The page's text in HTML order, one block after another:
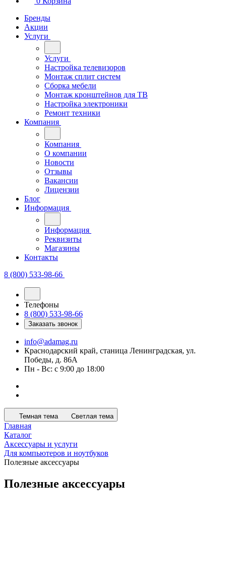
Бренды
Акции
Услуги
Услуги
Настройка телевизоров
Монтаж сплит систем
Сборка мебели
Монтаж кронштейнов для ТВ
Настройка электроники
Ремонт техники
Компания
Компания
О компании
Новости
Отзывы
Вакансии
Лицензии
Блог
Информация
Информация
Реквизиты
Магазины
Контакты
8 (800) 533-98-66
Телефоны
8 (800) 533-98-66
Заказать звонок
info@adamag.ru
Краснодарский край, станица Ленинградская, ул.
Победы, д. 86А
Пн - Вс: с 9:00 до 18:00
Главная
Каталог
Аксессуары и услуги
Для компьютеров и ноутбуков
Полезные аксессуары
Полезные аксессуары